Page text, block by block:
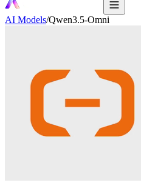
AI Models/Qwen3.5-Omni